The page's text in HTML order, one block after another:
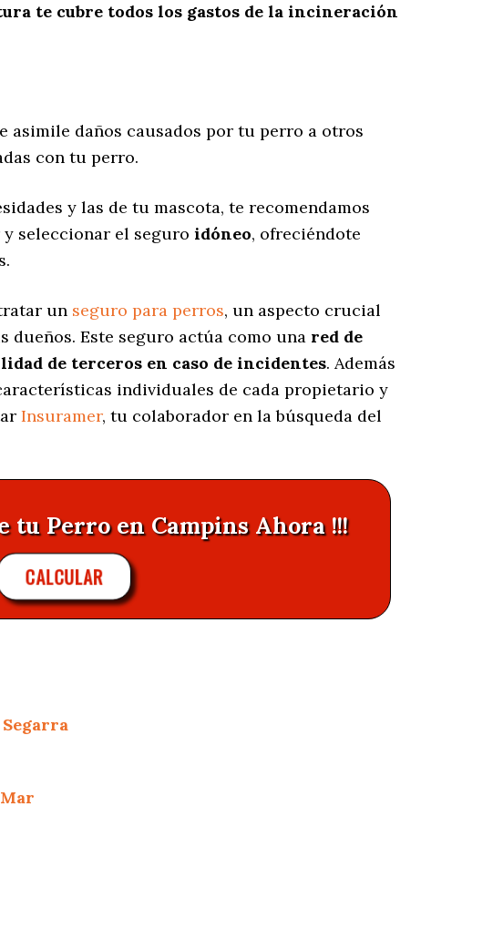
te cubre todos los gastos de la incineración
asimile daños causados por tu perro a otros
con tu perro.
y las de tu mascota, te recomendamos
y seleccionar el seguro idóneo, ofreciéndote
un seguro para perros, un aspecto crucial
dueños. Este seguro actúa como una red de
de terceros en caso de incidentes. Además
individuales de cada propietario y
Insuramer, tu colaborador en la búsqueda del
tu Perro en Campins Ahora !!!
CALCULAR